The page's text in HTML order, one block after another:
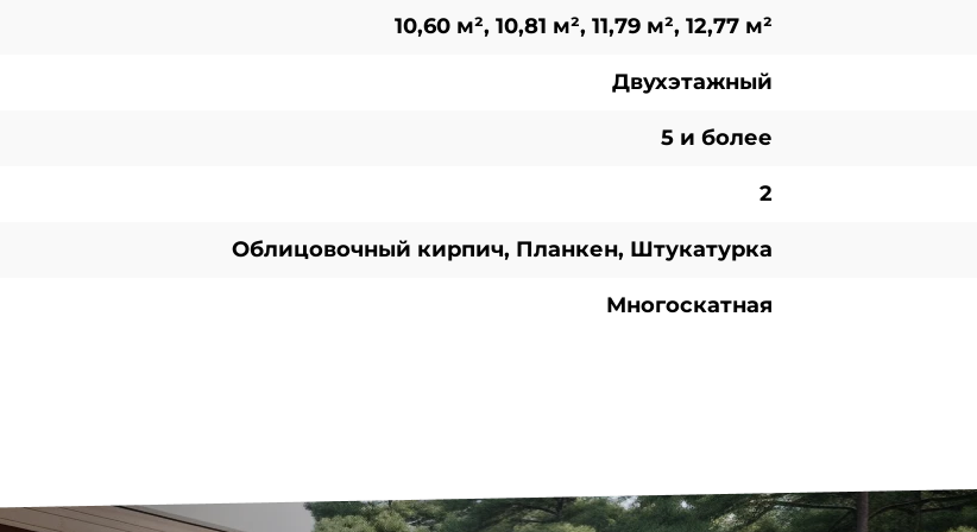
10,60 м², 10,81 м², 11,79 м², 12,77 м²
Двухэтажный
5 и более
2
Облицовочный кирпич, Планкен, Штукатурка
Многоскатная